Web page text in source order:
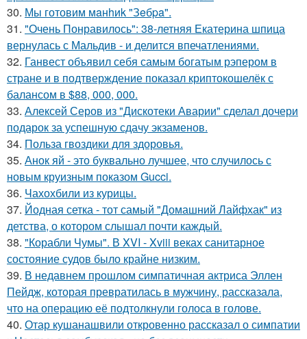
30. Мы готовим мaнhиk "Зeбpa".
31. "Очень Понравилось": 38-летняя Екатерина шпица
вернулась с Мальдив - и делится впечатлениями.
32. Ганвест объявил себя самым богатым рэпером в
стране и в подтверждение показал криптокошелёк с
балансом в $88, 000, 000.
33. Алексей Серов из "Дискотеки Аварии" сделал дочери
подарок за успешную сдачу экзаменов.
34. Польза гвоздики для здоровья.
35. Анок яй - это буквально лучшее, что случилось с
новым круизным показом Gucci.
36. Чахохбили из курицы.
37. Йодная сетка - тот самый "Домашний Лайфхак" из
детства, о котором слышал почти каждый.
38. "Корабли Чумы". В XVI - Xviii веках санитарное
состояние судов было крайне низким.
39. В недавнем прошлом симпатичная актриса Эллен
Пейдж, которая превратилась в мужчину, рассказала,
что на операцию её подтолкнули голоса в голове.
40. Отар кушанашвили откровенно рассказал о симпатии